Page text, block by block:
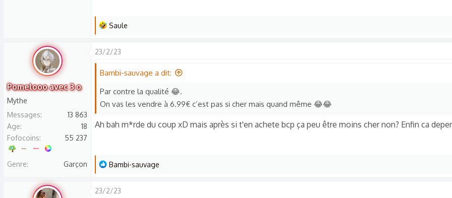
:L
s
é
c
t
o
:
Saule
Pomelooo avec 3 o
Mythe
Messages
13 863
Age
18
Fofocoins
55 237
Genre Garçon
23/2/23
Bambi-sauvage a dit:
Par contre la qualité 😂.
On vas les vendre à 6.99€ c’est pas si cher mais quand même 😂😂
Ah bah m*rde du coup xD mais après si t'en achete bcp ça peu être moins cher non? Enfin ca
L
s
Bambi-sauvage
23/2/23